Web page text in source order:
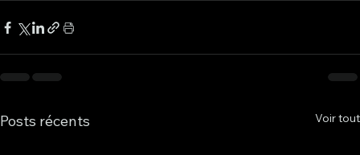
Posts récents Voir tout